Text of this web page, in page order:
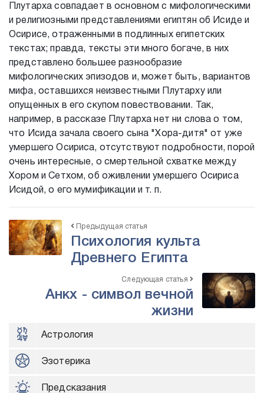
Плутарха совпадает в основном с мифологическими
и религиозными представлениями египтян об Исиде и
Осирисе, отраженными в подлинных египетских
текстах; правда, тексты эти много богаче, в них
представлено большее разнообразие
мифологических эпизодов и, может быть, вариантов
мифа, оставшихся неизвестными Плутарху или
опущенных в его скупом повествовании. Так,
например, в рассказе Плутарха нет ни слова о том,
что Исида зачала своего сына "Хора-дитя" от уже
умершего Осириса, отсутствуют подробности, порой
очень интересные, о смертельной схватке между
Хором и Сетхом, об оживлении умершего Осириса
Исидой, о его мумификации и т. п.
Предыдущая статья
Психология культа
Древнего Египта
Следующая статья
Анкх - символ вечной
жизни
Астрология
Эзотерика
Предсказания